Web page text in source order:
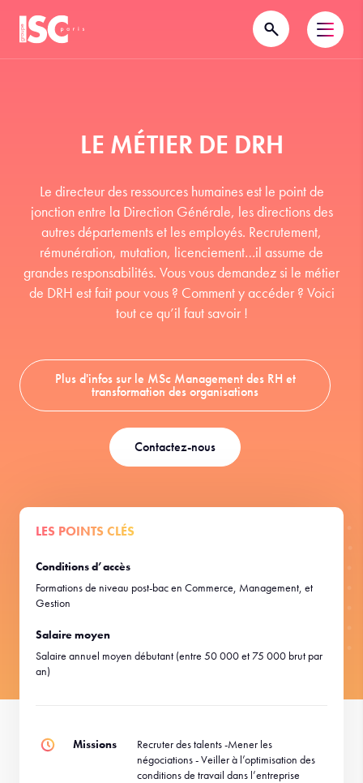
LE MÉTIER DE DRH
Le directeur des ressources humaines est le point de
jonction entre la Direction Générale, les directions des
autres départements et les employés. Recrutement,
rémunération, mutation, licenciement…il assume de
grandes responsabilités. Vous vous demandez si le métier
de DRH est fait pour vous ? Comment y accéder ? Voici
tout ce qu’il faut savoir !
Plus d'infos sur le MSc Management des RH et
transformation des organisations
Contactez-nous
LES POINTS CLÉS
Conditions d’accès
Formations de niveau post-bac en Commerce, Management, et
Gestion
Salaire moyen
Salaire annuel moyen débutant (entre 50 000 et 75 000 brut par
an)
Missions
Recruter des talents -Mener les
négociations - Veiller à l’optimisation des
conditions de travail dans l’entreprise